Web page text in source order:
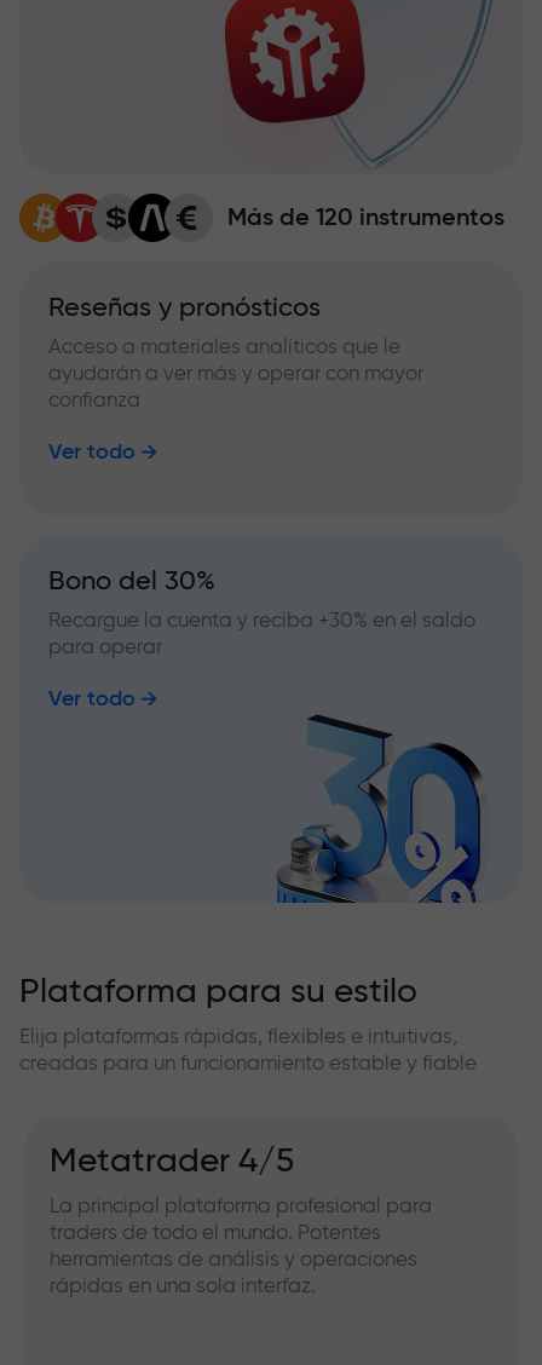
Más de 120 instrumentos
Reseñas y pronósticos
Acceso a materiales analíticos que le
ayudarán a ver más y operar con mayor
confianza
Ver todo
Bono del 30%
Recargue la cuenta y reciba +30% en el saldo
para operar
Ver todo
Plataforma para su estilo
Elija plataformas rápidas, flexibles e intuitivas,
creadas para un funcionamiento estable y fiable
Metatrader 4/5
La principal plataforma profesional para
traders de todo el mundo. Potentes
herramientas de análisis y operaciones
rápidas en una sola interfaz.